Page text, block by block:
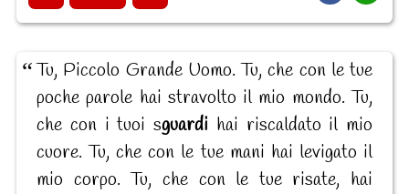
Tu, Piccolo Grande Uomo. Tu, che con le tue
poche parole hai stravolto il mio mondo. Tu,
che con i tuoi sguardi hai riscaldato il mio
cuore. Tu, che con le tue mani hai levigato il
mio corpo. Tu, che con le tue risate, hai